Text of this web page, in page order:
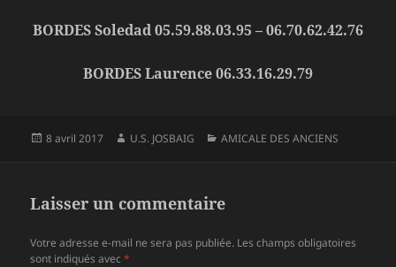
BORDES Soledad 05.59.88.03.95 – 06.70.62.42.76
BORDES Laurence 06.33.16.29.79
Publié
8 avril 2017 Auteur
U.S. JOSBAIG Catégories
AMICALE DES ANCIENS
Laisser un commentaire
Votre adresse e-mail ne sera pas publiée. Les champs obligatoires
sont indiqués avec*